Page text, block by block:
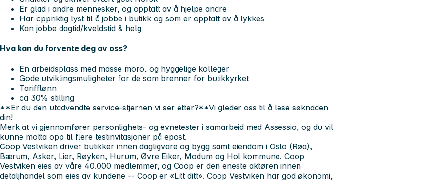
Er glad i andre mennesker, og opptatt av å hjelpe andre
Har oppriktig lyst til å jobbe i butikk og som er opptatt av å lykkes
Kan jobbe dagtid/kveldstid & helg
Hva kan du forvente deg av oss?
En arbeidsplass med masse moro, og hyggelige kolleger
Gode utviklingsmuligheter for de som brenner for butikkyrket
Tarifflønn
ca 30% stilling
**Er du den utadvendte service-stjernen vi ser etter?**Vi gleder oss til å lese søknaden
din!
Merk at vi gjennomfører personlighets- og evnetester i samarbeid med Assessio, og du vil
kunne motta opp til flere testinvitasjoner på epost.
Coop Vestviken driver butikker innen dagligvare og bygg samt eiendom i Oslo (Røa),
Bærum, Asker, Lier, Røyken, Hurum, Øvre Eiker, Modum og Hol kommune. Coop
Vestviken eies av våre 40.000 medlemmer, og Coop er den eneste aktøren innen
detaljhandel som eies av kundene -- Coop er «Litt ditt». Coop Vestviken har god økonomi,